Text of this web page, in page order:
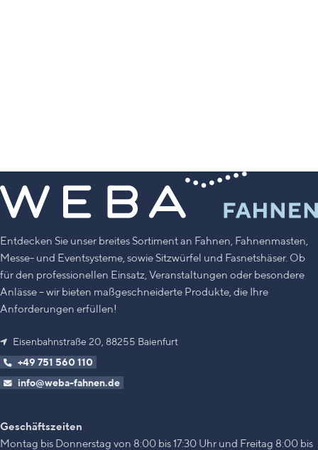
Entdecken Sie unser breites Sortiment an Fahnen, Fahnenmasten,
Messe- und Eventsysteme, sowie Sitzwürfel und Fasnetshäser. Ob
für den professionellen Einsatz, Veranstaltungen oder besondere
Anlässe – wir bieten maßgeschneiderte Produkte, die Ihre
Anforderungen erfüllen!
Eisenbahnstraße 20, 88255 Baienfurt
+49 751 560 110
info@weba-fahnen.de
Geschäftszeiten
Montag bis Donnerstag von 8:00 bis 17:30 Uhr und Freitag 8:00 bis